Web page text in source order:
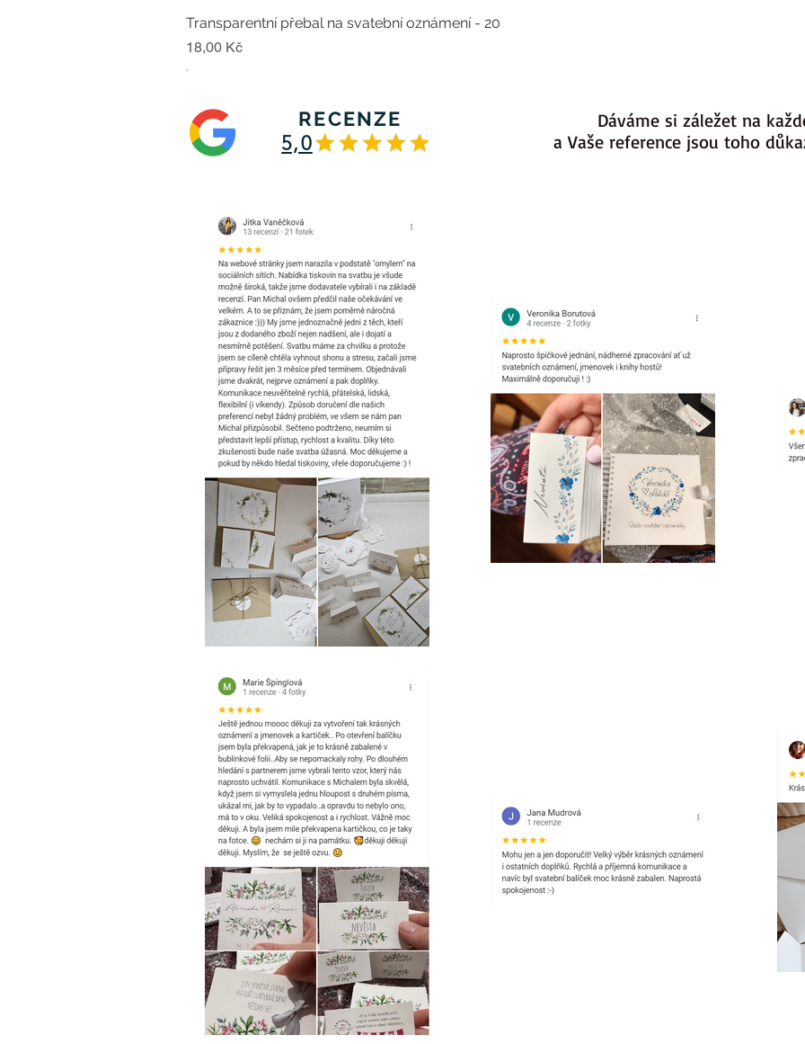
Transparentní přebal na svatební oznámení - 20
Cena
18,00 Kč
.
RECENZE
5,0
Dáváme si záležet na
a Vaše reference jsou toho